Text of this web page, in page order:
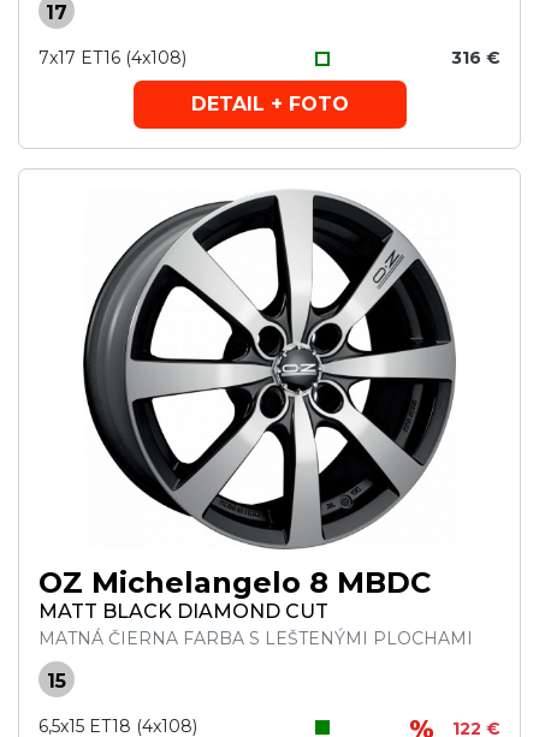
17
7x17 ET16 (4x108) 316 €
DETAIL + FOTO
OZ Michelangelo 8 MBDC
MATT BLACK DIAMOND CUT
MATNÁ ČIERNA FARBA S LEŠTENÝMI PLOCHAMI
15
6,5x15 ET18 (4x108) 122 €